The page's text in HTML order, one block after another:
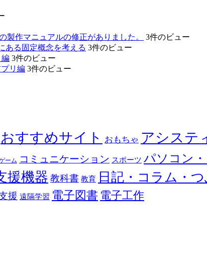
製作マニュアルの修正がありました。
3件のビュー
ある固定概念を考える 3件のビュー
編 3件のビュー
リ編 3件のビュー
おすすめサイト おもちゃ アシステ
ーム コミュニケーション スポーツ パソコン
援機器 教科書 教育
日記・コラム・
援 遠隔学習 電子図書 電子工作